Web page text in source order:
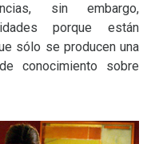
sin embargo,
porque están
sólo se producen una
conocimiento sobre